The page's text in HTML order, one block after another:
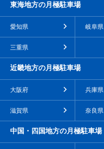
東海地方の月極駐車場
愛知県 岐阜県
三重県
近畿地方の月極駐車場
大阪府 兵庫県
滋賀県 奈良県
中国・四国地方の月極駐車場